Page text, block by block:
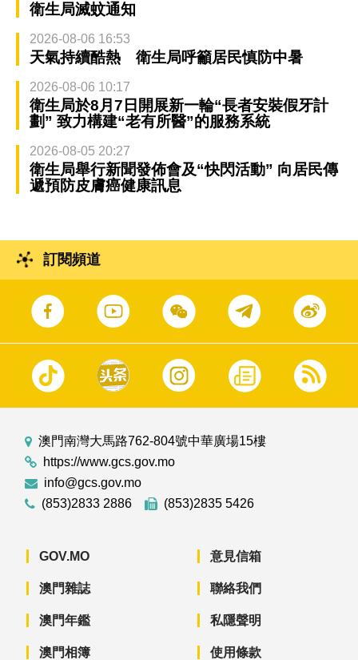
衛生局滅蚊通知
2026-08-06 16:53
天氣持續酷熱 衛生局呼籲居民慎防中暑
2026-08-06 10:17
衛生局於8月7日開展新一輪“長者安裝假牙計
劃” 致力構建“老有所醫”的服務系統
2026-08-05 20:27
衛生局舉行新聞發佈會及“快閃活動” 向居民傳
遞預防皮膚癌健康訊息
訂閱頻道
澳門南灣大馬路762-804號中華廣場15樓
https://www.gcs.gov.mo
info@gcs.gov.mo
(853)2833 2886
(853)2835 5426
GOV.MO
澳門雜誌
澳門年鑑
澳門相簿
意見信箱
聯絡我們
私隱聲明
使用條款